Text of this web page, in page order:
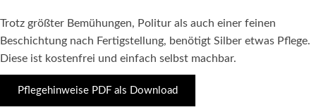
Trotz größter Bemühungen, Politur als auch einer feinen
Beschichtung nach Fertigstellung, benötigt Silber etwas Pflege.
Diese ist kostenfrei und einfach selbst machbar.
Pflegehinweise PDF als Download